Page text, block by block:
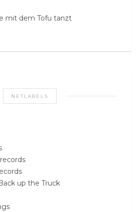
mit dem Tofu tanzt
NETLABELS
up the Truck